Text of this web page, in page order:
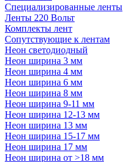
Специализированные ленты
Ленты 220 Вольт
Комплекты лент
Сопутствующие к лентам
Неон светодиодный
Неон ширина 3 мм
Неон ширина 4 мм
Неон ширина 6 мм
Неон ширина 8 мм
Неон ширина 9-11 мм
Неон ширина 12-13 мм
Неон ширина 13 мм
Неон ширина 15-17 мм
Неон ширина 17 мм
Неон ширина от >18 мм